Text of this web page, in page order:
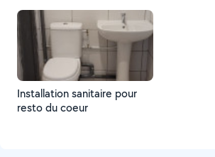
Installation sanitaire pour
resto du coeur